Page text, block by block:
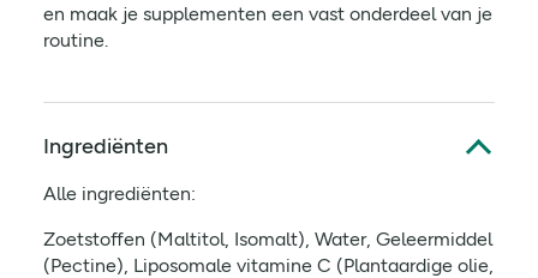
en maak je supplementen een vast onderdeel van je
routine.
Ingrediënten
Alle ingrediënten:
Zoetstoffen (Maltitol, Isomalt), Water, Geleermiddel
(Pectine), Liposomale vitamine C (Plantaardige olie,